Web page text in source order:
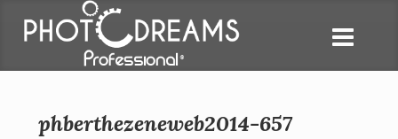
phberthezeneweb2014-657